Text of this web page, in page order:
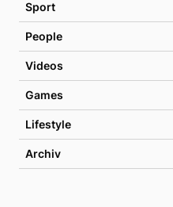
Sport
People
Videos
Games
Lifestyle
Archiv